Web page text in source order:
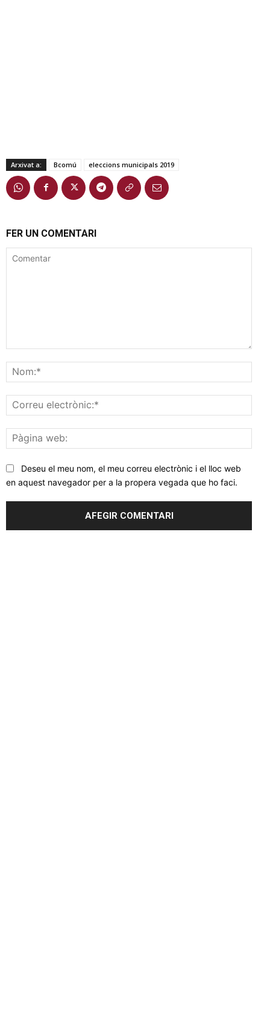
Arxivat a: Bcomú eleccions municipals 2019
FER UN COMENTARI
web:
Deseu el meu nom, el meu correu electrònic i el lloc web
en aquest navegador per a la propera vegada que ho faci.